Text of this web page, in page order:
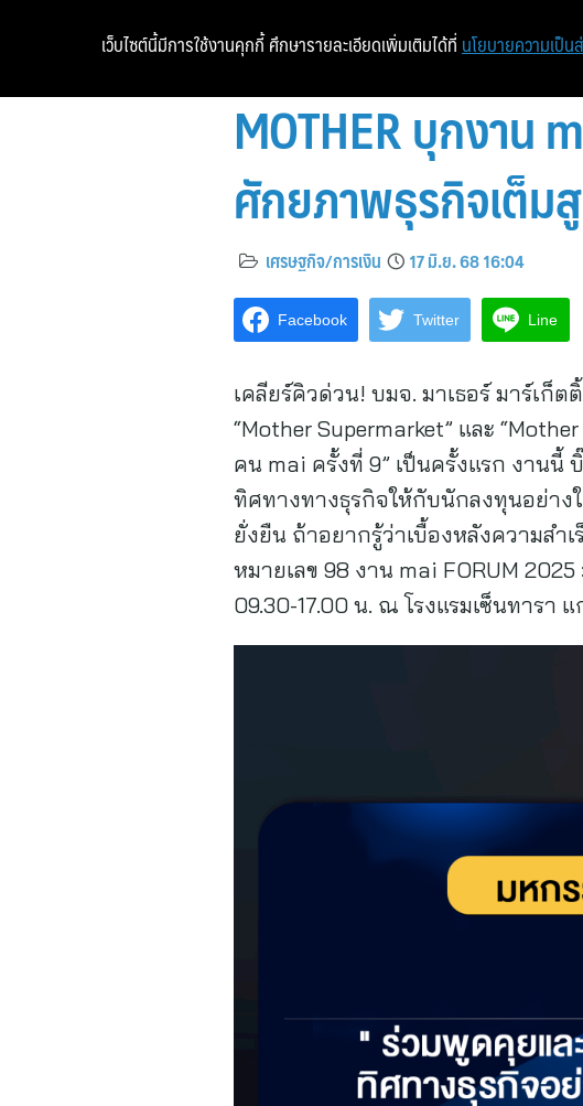
MOTHER บุกงาน
ศักยภาพธุรกิจเต็ม
เศรษฐกิจ/การเงิน 17 มิ.ย. 68 16:04
Facebook Twitter Line
เคลียร์คิวด่วน! บมจ. มาเธอร์ มาร์เก็
“Mother Supermarket” และ
คน mai ครั้งที่ 9” เป็นครั้งแรก งานนี้
ทิศทางทางธุรกิจให้กับนักลงทุนอย่าง
ยั่งยืน ถ้าอยากรู้ว่าเบื้องหลังความสำ
หมายเลข 98 งาน mai FORUM
09.30-17.00 น. ณ โรงแรมเซ็นทารา
เว็บไซต์นี้มีการใช้งานคุกกี้ ศึกษารายละเอียดเพิ่มเติมได้ที่ นโยบายความเป็น